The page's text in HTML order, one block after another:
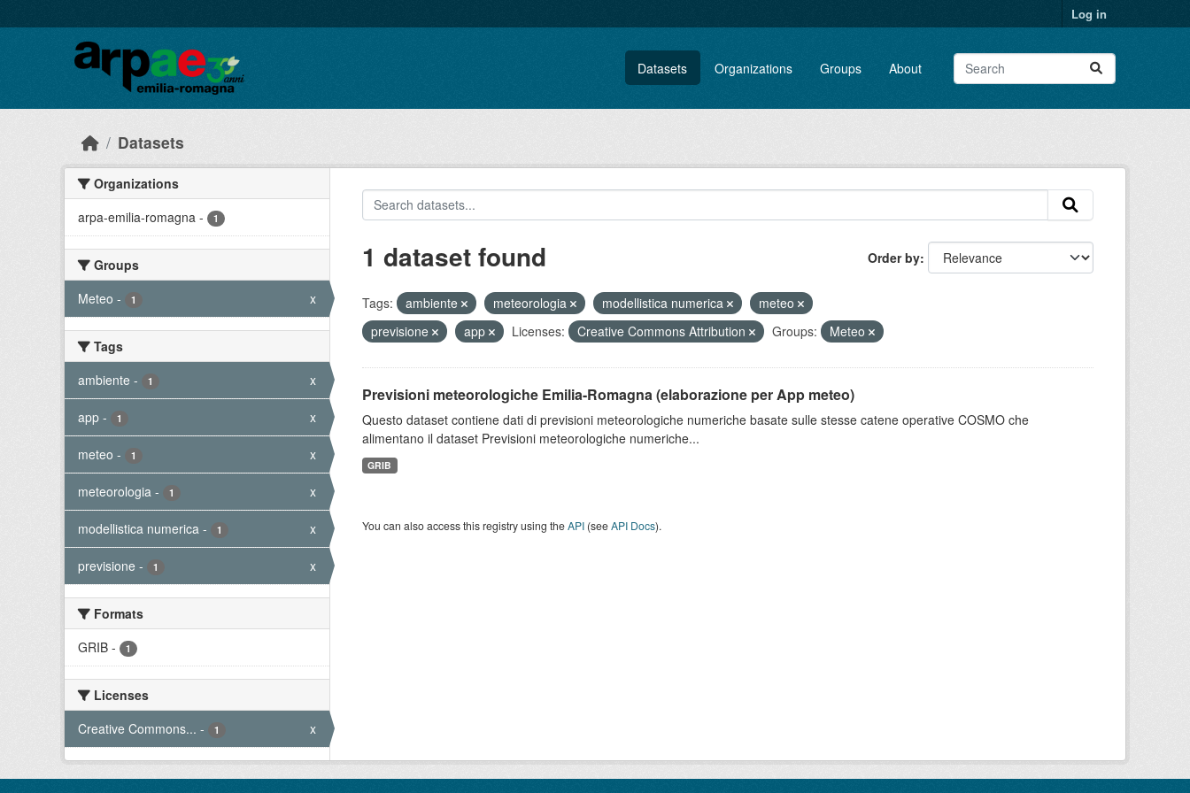
Log in
Datasets Organizations Groups About
Datasets
Organizations
arpa-emilia-romagna - 1
Groups
Meteo - 1 x
Tags
ambiente - 1 x
app - 1 x
meteo - 1 x
meteorologia - 1 x
modellistica numerica - 1 x
previsione - 1 x
Formats
GRIB - 1
Licenses
Creative Commons... - 1 x
Order by
1 dataset found
Tags: ambiente meteorologia modellistica numerica
meteo
previsione
app Licenses: Creative Commons Attribution Groups: Meteo
Previsioni meteorologiche Emilia-Romagna (elaborazione per App meteo)
Questo dataset contiene dati di previsioni meteorologiche numeriche basate sulle stesse catene operative COSMO che
alimentano il dataset Previsioni meteorologiche numeriche...
GRIB
You can also access this registry using theAPI(seeAPI Docs).